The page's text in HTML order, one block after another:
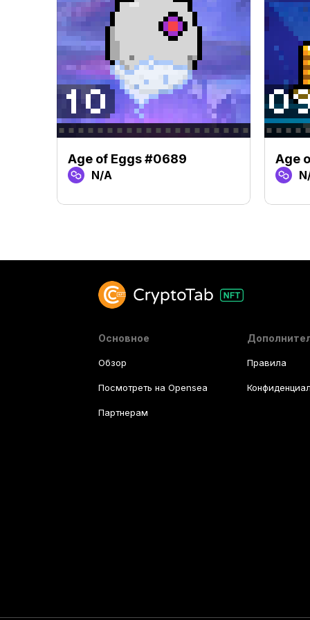
Age of Eggs #0689
N/A
Age
Основное
Обзор
Посмотреть на Opensea
Партнерам
Правила